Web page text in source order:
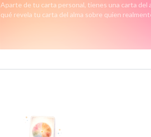
Aparte de tu carta personal, tienes una carta del
qué revela tu carta del alma sobre quien